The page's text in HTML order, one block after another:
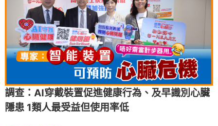
調查：AI穿戴裝置促進健康行為、及早識別心臟
隱患 1類人最受益但使用率低